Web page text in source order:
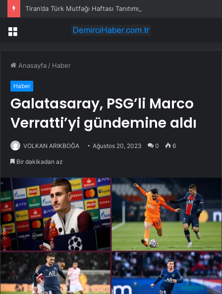
Tiran’da Türk Mutfağı Haftası Tanıtımı
Menü
Anasayfa / Haber
Haber
Galatasaray, PSG’li Marco
Verratti’yi gündemine aldı
VOLKAN ARIKBOĞA Ağustos 20, 2023 0 6
Bir dakikadan az